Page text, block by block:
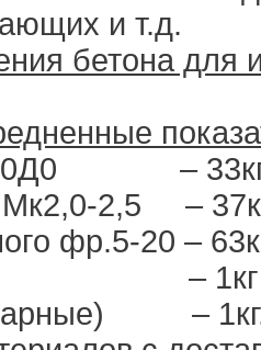
и т.д.
бетона для
–
Мк2,0-2,5
–
фр.5-20 –
–
–